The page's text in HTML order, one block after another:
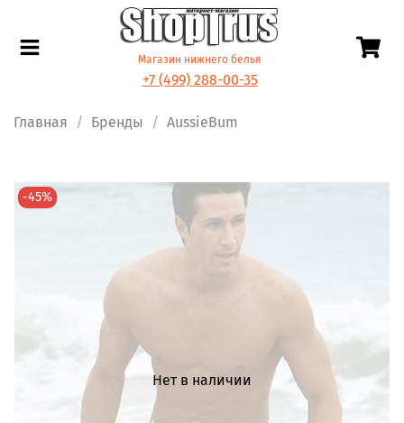
Магазин нижнего белья
+7 (499) 288-00-35
Главная Бренды AussieBum
Нет в наличии
-45%